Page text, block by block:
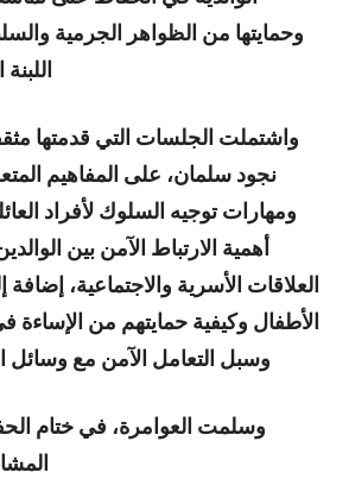
وحمايتها من الظواهر الجرمية
واشتملت الجلسات التي قدمتها
نجود سلمان، على المفاهيم
ومهارات توجيه السلوك لأفراد
أهمية الارتباط الآمن بين
العلاقات الأسرية والاجتماعية،
الأطفال وكيفية حمايتهم من الإساءة
وسبل التعامل الآمن مع وسائل
وسلمت العوامرة، في ختام